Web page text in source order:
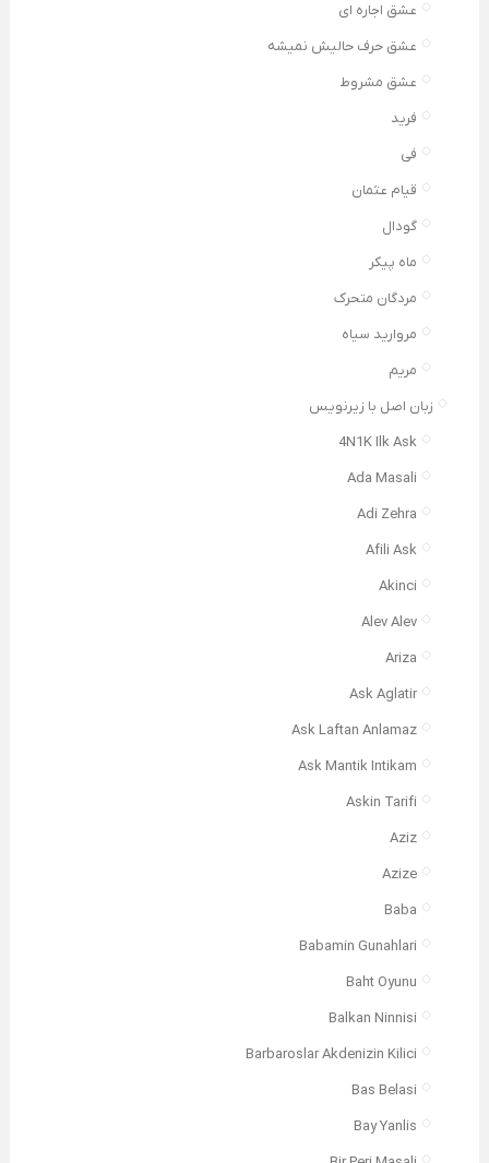
عشق اجاره ای
عشق حرف حالیش نمیشه
عشق مشروط
فرید
فی
قیام عثمان
گودال
ماه پیکر
مردگان متحرک
مروارید سیاه
مریم
زبان اصل با زیرنویس
4N1K Ilk Ask
Ada Masali
Adi Zehra
Afili Ask
Akinci
Alev Alev
Ariza
Ask Aglatir
Ask Laftan Anlamaz
Ask Mantik Intikam
Askin Tarifi
Aziz
Azize
Baba
Babamin Gunahlari
Baht Oyunu
Balkan Ninnisi
Barbaroslar Akdenizin Kilici
Bas Belasi
Bay Yanlis